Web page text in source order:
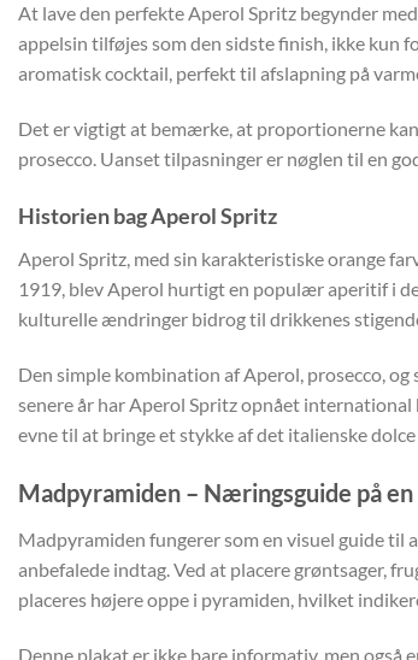
At lave den perfekte Aperol Spritz begynder
appelsin tilføjes som den sidste finish, ikke kun
aromatisk cocktail, perfekt til afslapning på
Det er vigtigt at bemærke, at proportionerne
prosecco. Uanset tilpasninger er nøglen til en
Historien bag Aperol Spritz
Aperol Spritz, med sin karakteristiske orange
1919, blev Aperol hurtigt en populær aperitif i
kulturelle ændringer bidrog til drikkenes
Den simple kombination af Aperol, prosecco,
senere år har Aperol Spritz opnået
evne til at bringe et stykke af det italienske
Madpyramiden – Næringsguide på
Madpyramiden fungerer som en visuel guide til
anbefalede indtag. Ved at placere grøntsager,
placeres højere oppe i pyramiden, hvilket
Denne plakat er ikke bare informativ, men også